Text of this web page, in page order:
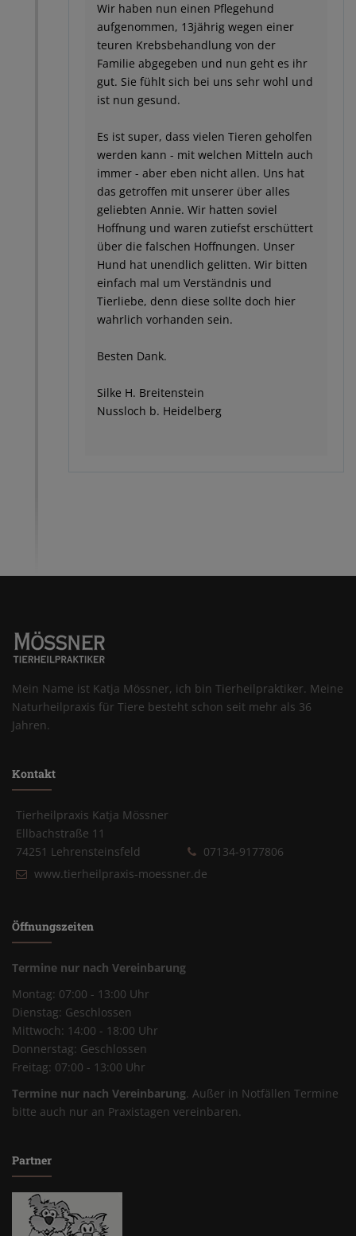
Wir haben nun einen Pflegehund
aufgenommen, 13jährig wegen einer
teuren Krebsbehandlung von der
Familie abgegeben und nun geht es ihr
gut. Sie fühlt sich bei uns sehr wohl und
ist nun gesund.
Es ist super, dass vielen Tieren geholfen
werden kann - mit welchen Mitteln auch
immer - aber eben nicht allen. Uns hat
das getroffen mit unserer über alles
geliebten Annie. Wir hatten soviel
Hoffnung und waren zutiefst erschüttert
über die falschen Hoffnungen. Unser
Hund hat unendlich gelitten. Wir bitten
einfach mal um Verständnis und
Tierliebe, denn diese sollte doch hier
wahrlich vorhanden sein.
Besten Dank.
Silke H. Breitenstein
Nussloch b. Heidelberg
Mein Name ist Katja Mössner, ich bin Tierheilpraktiker. Meine
Naturheilpraxis für Tiere besteht schon seit mehr als 36
Jahren.
Kontakt
Tierheilpraxis Katja Mössner
Ellbachstraße 11
74251 Lehrensteinsfeld
07134-9177806
www.tierheilpraxis-moessner.de
Öffnungszeiten
Termine nur nach Vereinbarung
Montag: 07:00 - 13:00 Uhr
Dienstag: Geschlossen
Mittwoch: 14:00 - 18:00 Uhr
Donnerstag: Geschlossen
Freitag: 07:00 - 13:00 Uhr
Termine nur nach Vereinbarung. Außer in Notfällen Termine
bitte auch nur an Praxistagen vereinbaren.
Partner